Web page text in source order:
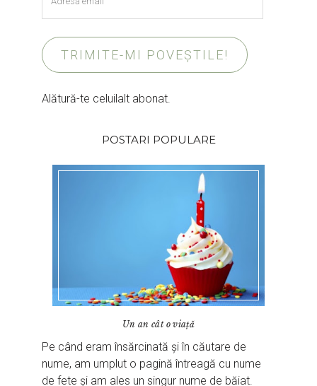
email
TRIMITE-MI POVEȘTILE!
Alătură-te celuilalt abonat.
POSTARI POPULARE
Un an cât o viață
Pe când eram însărcinată și în căutare de
nume, am umplut o pagină întreagă cu nume
de fete și am ales un singur nume de băiat.